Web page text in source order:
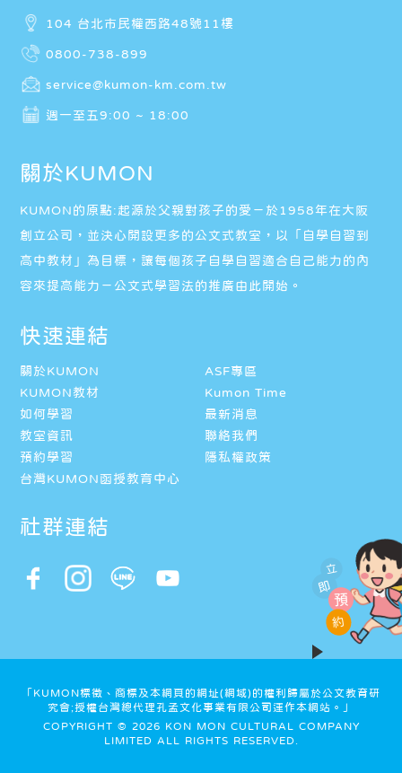
立
即
預
約
104 台北市民權西路48號11樓
0800-738-899
service@kumon-km.com.tw
週一至五9:00 ~ 18:00
關於KUMON
KUMON的原點:起源於父親對孩子的愛－於1958年在大阪
創立公司，並決心開設更多的公文式教室，以「自學自習到
高中教材」為目標，讓每個孩子自學自習適合自己能力的內
容來提高能力－公文式學習法的推廣由此開始。
快速連結
關於KUMON
ASF專區
KUMON教材
Kumon Time
如何學習
最新消息
教室資訊
聯絡我們
預約學習
隱私權政策
台灣KUMON函授教育中心
社群連結
「KUMON標徵、商標及本網頁的網址(網域)的權利歸屬於公文教育研
究會;授權台灣總代理孔孟文化事業有限公司運作本網站。」
COPYRIGHT © 2026 KON MON CULTURAL COMPANY
LIMITED ALL RIGHTS RESERVED.